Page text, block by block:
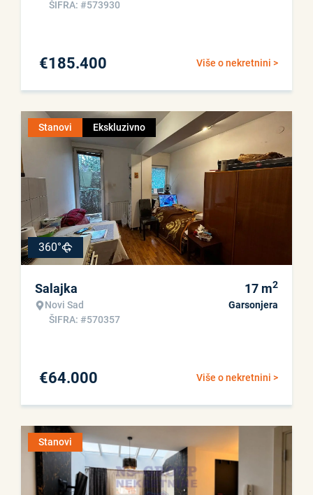
ŠIFRA: #573930
Više o nekretnini >
€185.400
Stanovi Ekskluzivno
360°
Salajka
Novi Sad
ŠIFRA: #570357
17 m2
Garsonjera
Više o nekretnini >
€64.000
Stanovi